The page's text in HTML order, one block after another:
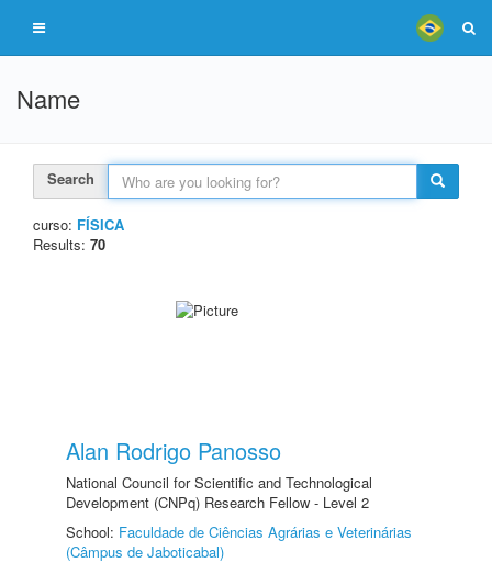
Name
Search
curso: FÍSICA
Results: 70
Alan Rodrigo Panosso
National Council for Scientific and Technological
Development (CNPq) Research Fellow - Level 2
School: Faculdade de Ciências Agrárias e Veterinárias
(Câmpus de Jaboticabal)